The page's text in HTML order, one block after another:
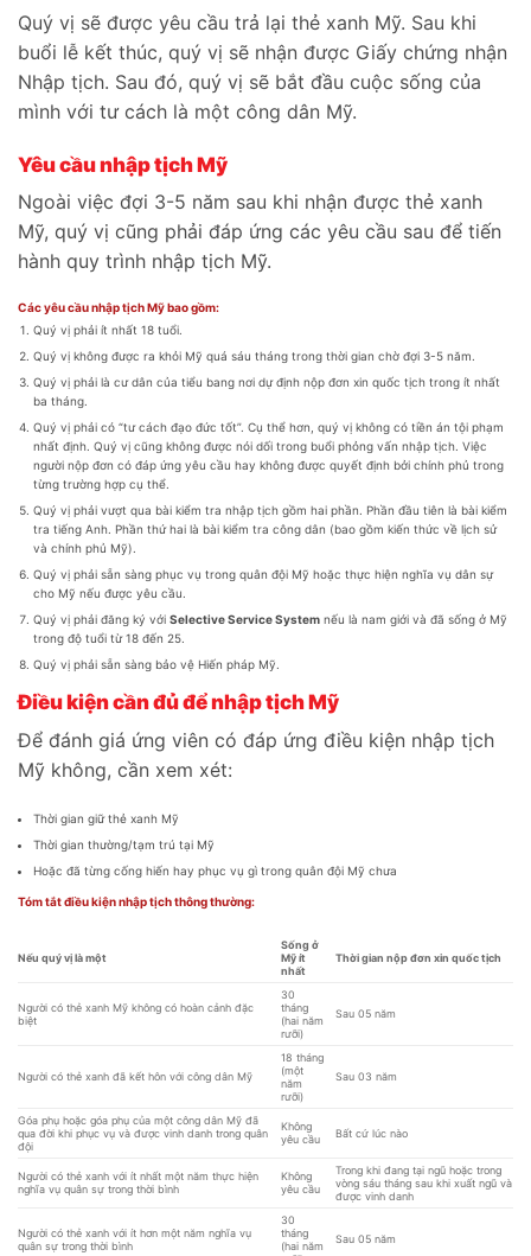
Quý vị sẽ được yêu cầu trả lại thẻ xanh Mỹ. Sau khi
buổi lễ kết thúc, quý vị sẽ nhận được Giấy chứng nhận
Nhập tịch. Sau đó, quý vị sẽ bắt đầu cuộc sống của
mình với tư cách là một công dân Mỹ.
Yêu cầu nhập tịch Mỹ
Ngoài việc đợi 3-5 năm sau khi nhận được thẻ xanh
Mỹ, quý vị cũng phải đáp ứng các yêu cầu sau để tiến
hành quy trình nhập tịch Mỹ.
Các yêu cầu nhập tịch Mỹ bao gồm:
Quý vị phải ít nhất 18 tuổi.
Quý vị không được ra khỏi Mỹ quá sáu tháng trong thời gian chờ đợi 3-5 năm.
Quý vị phải là cư dân của tiểu bang nơi dự định nộp đơn xin quốc tịch trong ít nhất
ba tháng.
Quý vị phải có “tư cách đạo đức tốt”. Cụ thể hơn, quý vị không có tiền án tội phạm
nhất định. Quý vị cũng không được nói dối trong buổi phỏng vấn nhập tịch. Việc
người nộp đơn có đáp ứng yêu cầu hay không được quyết định bởi chính phủ trong
từng trường hợp cụ thể.
Quý vị phải vượt qua bài kiểm tra nhập tịch gồm hai phần. Phần đầu tiên là bài kiểm
tra tiếng Anh. Phần thứ hai là bài kiểm tra công dân (bao gồm kiến ​​thức về lịch sử
và chính phủ Mỹ).
Quý vị phải sẵn sàng phục vụ trong quân đội Mỹ hoặc thực hiện nghĩa vụ dân sự
cho Mỹ nếu được yêu cầu.
Quý vị phải đăng ký với Selective Service System nếu là nam giới và đã sống ở Mỹ
trong độ tuổi từ 18 đến 25.
Quý vị phải sẵn sàng bảo vệ Hiến pháp Mỹ.
Điều kiện cần đủ để nhập tịch Mỹ
Để đánh giá ứng viên có đáp ứng điều kiện nhập tịch
Mỹ không, cần xem xét:
Thời gian giữ thẻ xanh Mỹ
Thời gian thường/tạm trú tại Mỹ
Hoặc đã từng cống hiến hay phục vụ gì trong quân đội Mỹ chưa
Tóm tắt điều kiện nhập tịch thông thường:
Nếu quý vị là một
Sống ở
Mỹ ít
nhất
Thời gian nộp đơn xin quốc tịch
Người có thẻ xanh Mỹ không có hoàn cảnh đặc
biệt
30
tháng
(hai năm
rưỡi)
Sau 05 năm
Người có thẻ xanh đã kết hôn với công dân Mỹ
18 tháng
(một
năm
rưỡi)
Sau 03 năm
Góa phụ hoặc góa phụ của một công dân Mỹ đã
qua đời khi phục vụ và được vinh danh trong quân
đội
Không
yêu cầu
Bất cứ lúc nào
Người có thẻ xanh với ít nhất một năm thực hiện
nghĩa vụ quân sự trong thời bình
Không
yêu cầu
Trong khi đang tại ngũ hoặc trong
vòng sáu tháng sau khi xuất ngũ và
được vinh danh
Người có thẻ xanh với ít hơn một năm nghĩa vụ
quân sự trong thời bình
30
tháng
(hai năm
Sau 05 năm